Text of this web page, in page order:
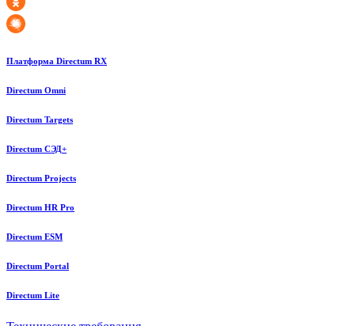
Платформа Directum RX
Directum Omni
Directum Targets
Directum СЭД+
Directum Projects
Directum HR Pro
Directum ESM
Directum Portal
Directum Lite